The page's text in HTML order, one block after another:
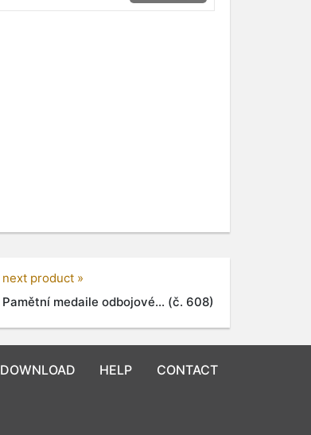
next product »
Pamětní medaile odbojové... (č. 608)
DOWNLOAD HELP CONTACT